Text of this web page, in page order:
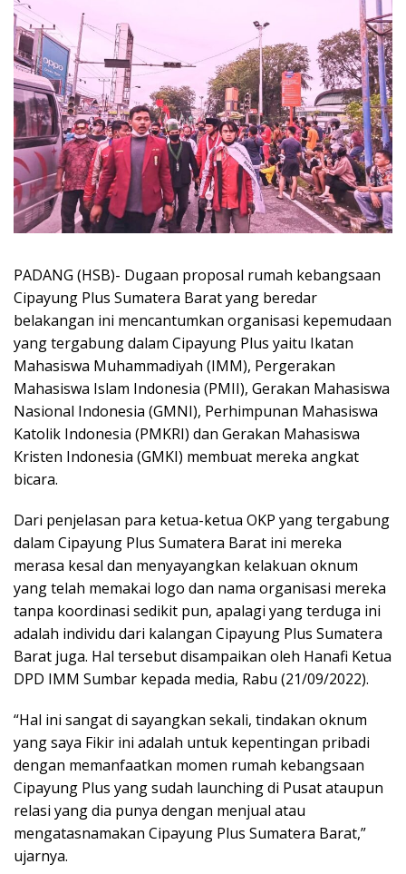
PADANG (HSB)- Dugaan proposal rumah kebangsaan
Cipayung Plus Sumatera Barat yang beredar
belakangan ini mencantumkan organisasi kepemudaan
yang tergabung dalam Cipayung Plus yaitu Ikatan
Mahasiswa Muhammadiyah (IMM), Pergerakan
Mahasiswa Islam Indonesia (PMII), Gerakan Mahasiswa
Nasional Indonesia (GMNI), Perhimpunan Mahasiswa
Katolik Indonesia (PMKRI) dan Gerakan Mahasiswa
Kristen Indonesia (GMKI) membuat mereka angkat
bicara.
Dari penjelasan para ketua-ketua OKP yang tergabung
dalam Cipayung Plus Sumatera Barat ini mereka
merasa kesal dan menyayangkan kelakuan oknum
yang telah memakai logo dan nama organisasi mereka
tanpa koordinasi sedikit pun, apalagi yang terduga ini
adalah individu dari kalangan Cipayung Plus Sumatera
Barat juga. Hal tersebut disampaikan oleh Hanafi Ketua
DPD IMM Sumbar kepada media, Rabu (21/09/2022).
“Hal ini sangat di sayangkan sekali, tindakan oknum
yang saya Fikir ini adalah untuk kepentingan pribadi
dengan memanfaatkan momen rumah kebangsaan
Cipayung Plus yang sudah launching di Pusat ataupun
relasi yang dia punya dengan menjual atau
mengatasnamakan Cipayung Plus Sumatera Barat,”
ujarnya.